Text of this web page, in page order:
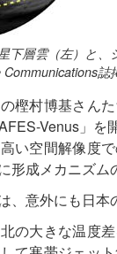
下層雲（左）と
誌
樫村博基さん
Venus」
い空間解像度
成メカニズム
、意外にも日本
の大きな温度